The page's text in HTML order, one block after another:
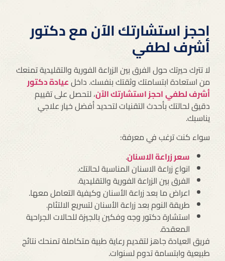
احجز استشارتك الآن مع دكتور
أشرف لطفي
لا تترك حيرتك حول الفرق بين الزراعة الفورية والتقليدية تمنعك
من استعادة ابتسامتك وثقتك بنفسك. داخلعيادة دكتور
أشرف لطفياحجز استشارتك الآن، لتحصل على تقييم
دقيق لحالتك بأحدث التقنيات لتحديد أفضل خيار علاجي
يناسبك.
سواء كنت ترغب في معرفة:
سعر زراعة الاسنان.
انواع زراعة الاسنان المناسبة لحالتك.
الفرق بين الزراعة الفورية والتقليدية.
اعراض ما بعد زراعة الأسنان وكيفية التعامل معها.
طريقة النوم بعد زراعة الأسنان لتسريع الالتئام.
استشارة دكتور وجه وفكين بالجيزة للحالات الجراحية
المعقدة.
فريق العيادة جاهز لتقديم رعاية طبية متكاملة تمنحك نتائج
طبيعية وابتسامة تدوم لسنوات.